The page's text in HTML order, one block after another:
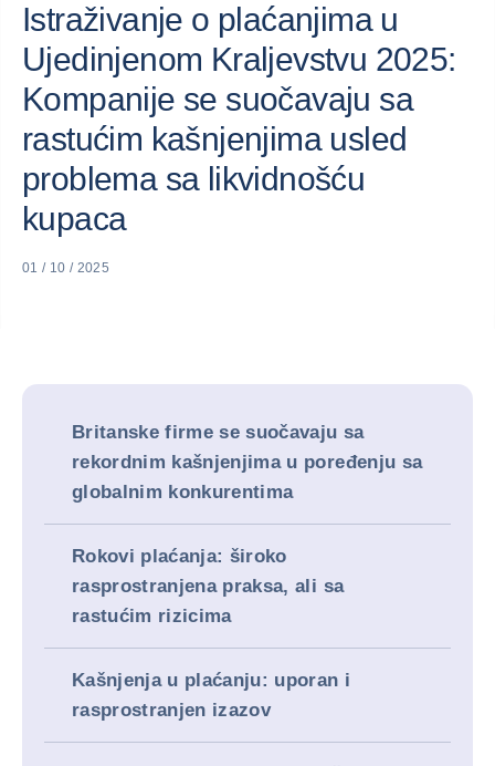
Istraživanje o plaćanjima u
Ujedinjenom Kraljevstvu 2025:
Kompanije se suočavaju sa
rastućim kašnjenjima usled
problema sa likvidnošću
kupaca
01 / 10 / 2025
Britanske firme se suočavaju sa
rekordnim kašnjenjima u poređenju sa
globalnim konkurentima
Rokovi plaćanja: široko
rasprostranjena praksa, ali sa
rastućim rizicima
Kašnjenja u plaćanju: uporan i
rasprostranjen izazov